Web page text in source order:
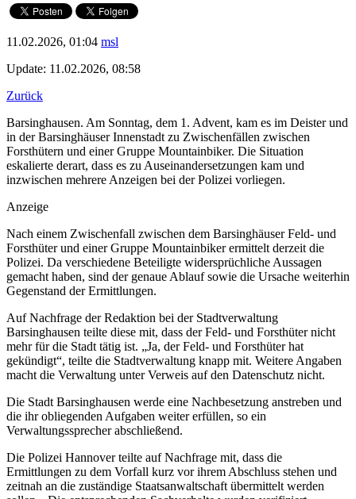
11.02.2026, 01:04 msl
Update: 11.02.2026, 08:58
Zurück
Barsinghausen. Am Sonntag, dem 1. Advent, kam es im Deister und
in der Barsinghäuser Innenstadt zu Zwischenfällen zwischen
Forsthütern und einer Gruppe Mountainbiker. Die Situation
eskalierte derart, dass es zu Auseinandersetzungen kam und
inzwischen mehrere Anzeigen bei der Polizei vorliegen.
Anzeige
Nach einem Zwischenfall zwischen dem Barsinghäuser Feld- und
Forsthüter und einer Gruppe Mountainbiker ermittelt derzeit die
Polizei. Da verschiedene Beteiligte widersprüchliche Aussagen
gemacht haben, sind der genaue Ablauf sowie die Ursache weiterhin
Gegenstand der Ermittlungen.
Auf Nachfrage der Redaktion bei der Stadtverwaltung
Barsinghausen teilte diese mit, dass der Feld- und Forsthüter nicht
mehr für die Stadt tätig ist. „Ja, der Feld- und Forsthüter hat
gekündigt“, teilte die Stadtverwaltung knapp mit. Weitere Angaben
macht die Verwaltung unter Verweis auf den Datenschutz nicht.
Die Stadt Barsinghausen werde eine Nachbesetzung anstreben und
die ihr obliegenden Aufgaben weiter erfüllen, so ein
Verwaltungssprecher abschließend.
Die Polizei Hannover teilte auf Nachfrage mit, dass die
Ermittlungen zu dem Vorfall kurz vor ihrem Abschluss stehen und
zeitnah an die zuständige Staatsanwaltschaft übermittelt werden